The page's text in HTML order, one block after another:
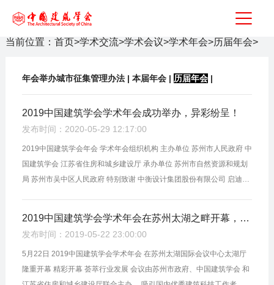
当前位置： 首页>学术交流>学术会议>学术年会>历届年会>
年会举办城市征集管理办法| 本届年会| 历届年会|
2019中国建筑学会学术年会成功举办，异彩纷呈！
发布时间：2020-05-29 12:17:00
2019中国建筑学会年会 学术年会组织机构 主办单位 苏州市人民政府 中
国建筑学会 江苏省住房和城乡建设厅 承办单位 苏州市自然资源和规划
局 苏州市吴中区人民政府 特别致谢 中衡设计集团股份有限公司 启迪设
2019中国建筑学会学术年会在苏州太湖之畔开幕，建筑大咖共话建筑
发布时间：2019-05-22 23:00:00
5月22日 2019中国建筑学会学术年会 在苏州太湖国际会议中心太湖厅
隆重开幕 精彩开幕 荟萃行业发展 会议由苏州市政府、中国建筑学会 和